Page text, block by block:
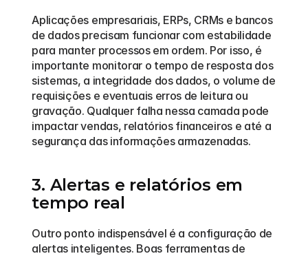
Aplicações empresariais, ERPs, CRMs e bancos
de dados precisam funcionar com estabilidade
para manter processos em ordem. Por isso, é
importante monitorar o tempo de resposta dos
sistemas, a integridade dos dados, o volume de
requisições e eventuais erros de leitura ou
gravação. Qualquer falha nessa camada pode
impactar vendas, relatórios financeiros e até a
segurança das informações armazenadas.
3. Alertas e relatórios em
tempo real
Outro ponto indispensável é a configuração de
alertas inteligentes. Boas ferramentas de